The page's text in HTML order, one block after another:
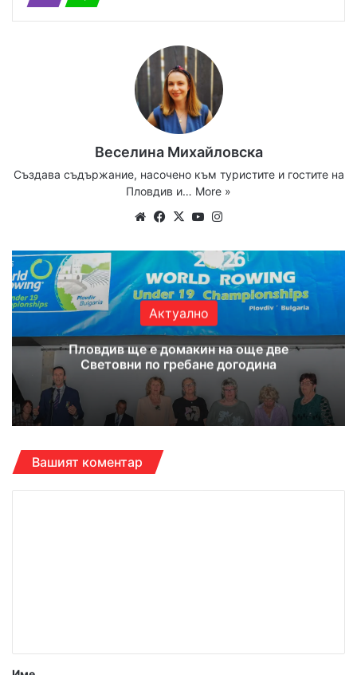
Веселина Михайловска
Създава съдържание, насочено към туристите и гостите на
Пловдив и… More »
WebsiteFacebook
X YouTube
Актуално
Пловдив ще е домакин на още две
Световни по гребане догодина
Вашият коментар
р